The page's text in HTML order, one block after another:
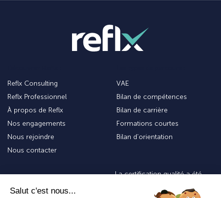
Reflx Consulting
Reflx Professionnel
À propos de Reflx
Nos engagements
Nous rejoindre
Nous contacter
VAE
Bilan de compétences
Bilan de carrière
Formations courtes
Bilan d’orientation
La certification qualité a été
catégories d’actions :